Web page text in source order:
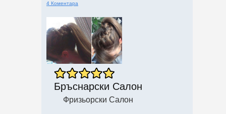
4 Коментара
Бръснарски Салон
Фризьорски Салон